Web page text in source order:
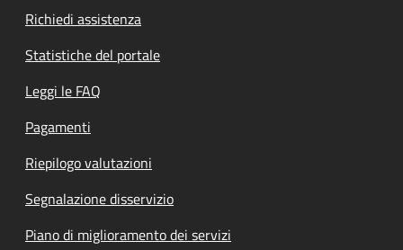
Richiedi assistenza
Statistiche del portale
Leggi le FAQ
Pagamenti
Riepilogo valutazioni
Segnalazione disservizio
Piano di miglioramento dei servizi